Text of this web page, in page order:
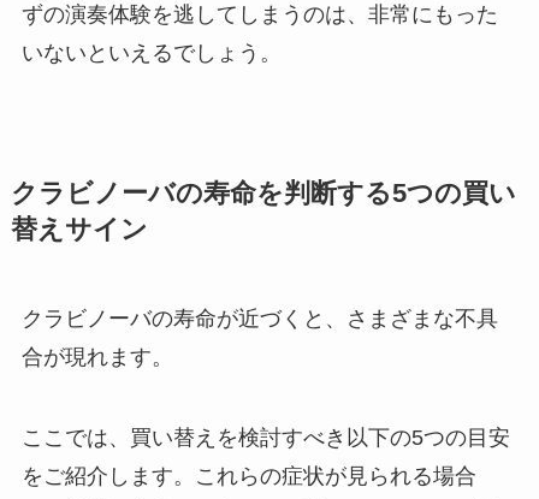
ずの演奏体験を逃してしまうのは、非常にもった
いないといえるでしょう。
クラビノーバの寿命を判断する5つの買い
替えサイン
クラビノーバの寿命が近づくと、さまざまな不具
合が現れます。
ここでは、買い替えを検討すべき以下の5つの目安
をご紹介します。これらの症状が見られる場合